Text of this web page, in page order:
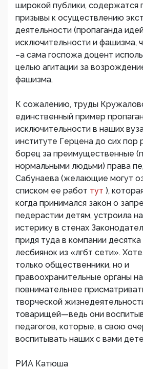
широкой публики, содержатся
призывы к осуществлению
деятельности (пропаганда
исключительности и фашизма,
–а сама госпожа доцент
целью агитации за
фашизма.
К сожалению, труды
единственный пример
исключительности в наших
институте Герцена до сих пор
борец за преимущественные
нормальными людьми) права
Сабунаева (желающие могут
списком ее работ тут ),
когда принимался закон о
педерастии детям, устроила
истерику в стенах
придя туда в компании
лесбиянок из «лгбт сети».
только общественники, но и
правоохранительные органы
повнимательнее
творческой
товарищей—ведь они
педагогов, которые, в свою
воспитывать наших с вами
РИА Катюша